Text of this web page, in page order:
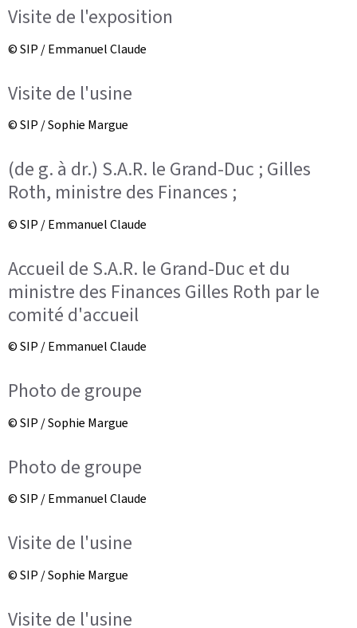
Visite de l'exposition
© SIP / Emmanuel Claude
Visite de l'usine
© SIP / Sophie Margue
(de g. à dr.) S.A.R. le Grand-Duc ; Gilles
Roth, ministre des Finances ;
© SIP / Emmanuel Claude
Accueil de S.A.R. le Grand-Duc et du
ministre des Finances Gilles Roth par le
comité d'accueil
© SIP / Emmanuel Claude
Photo de groupe
© SIP / Sophie Margue
Photo de groupe
© SIP / Emmanuel Claude
Visite de l'usine
© SIP / Sophie Margue
Visite de l'usine